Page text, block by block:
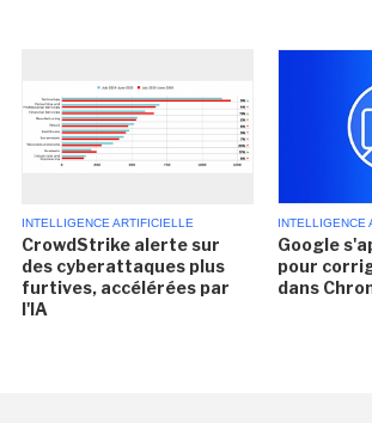
INTELLIGENCE ARTIFICIELLE
CrowdStrike alerte sur
des cyberattaques plus
furtives, accélérées par
l'IA
INTELLIGENCE
Google
pour
dans